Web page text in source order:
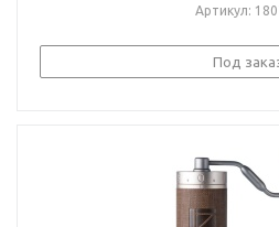
Артикул:
Под